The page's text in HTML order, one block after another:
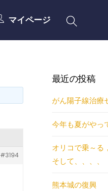
マイページ
#3194
最近の投稿
がん陽子線治療
今年も夏がやっ
オリコで乗～る
そして、、、、
熊本城の復興